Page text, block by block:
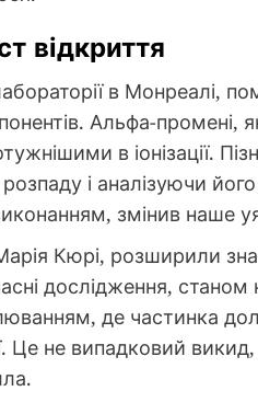
відкриття
в Монреалі,
Альфа-промені,
в іонізації.
і аналізуючи
змінив наше
Кюрі, розширили
дослідження,
де частинка
Це не випадковий